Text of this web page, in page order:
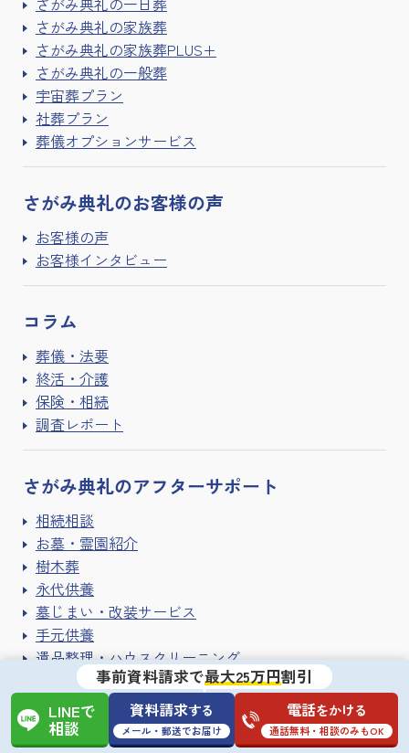
さがみ典礼の家族葬
さがみ典礼の家族葬PLUS+
さがみ典礼の一般葬
宇宙葬プラン
社葬プラン
葬儀オプションサービス
さがみ典礼のお客様の声
お客様の声
お客様インタビュー
コラム
葬儀・法要
終活・介護
保険・相続
調査レポート
さがみ典礼のアフターサポート
相続相談
お墓・霊園紹介
樹木葬
永代供養
墓じまい・改装サービス
手元供養
遺品整理・ハウスクリーニング
寺院紹介サービス
さがみ典礼について
事前資料請求で最大25万円割引
LINEで
相談
資料請求する
メール・郵送でお届け
電話をかける
通話無料・相談のみもOK